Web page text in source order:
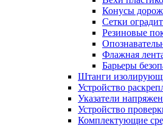
Конусы
Сетки
Резиновые
Флажная
Барьеры
Штанги
Устройство
Указатели
Устройство
Комплектующие